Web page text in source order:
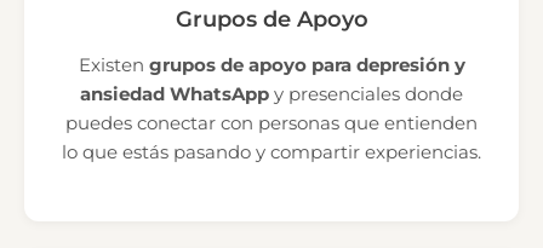
Grupos de Apoyo
Existen grupos de apoyo para depresión y
ansiedad WhatsApp y presenciales donde
puedes conectar con personas que entienden
lo que estás pasando y compartir experiencias.